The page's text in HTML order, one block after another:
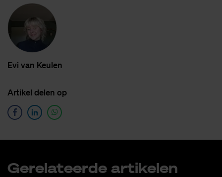
Evi van Keu­len
Ar­ti­kel de­len op
Ge­re­la­teer­de ar­ti­ke­len